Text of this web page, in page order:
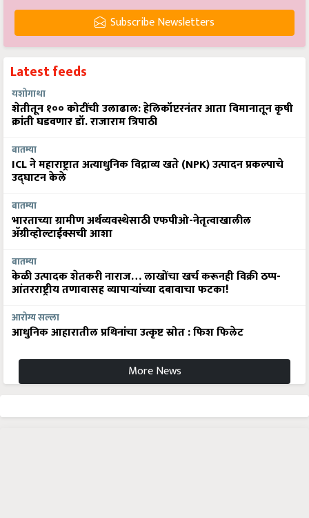
Subscribe Newsletters
Latest feeds
यशोगाथा
शेतीतून १०० कोटींची उलाढाल: हेलिकॉप्टरनंतर आता विमानातून कृषी
क्रांती घडवणार डॉ. राजाराम त्रिपाठी
बातम्या
ICL ने महाराष्ट्रात अत्याधुनिक विद्राव्य खते (NPK) उत्पादन प्रकल्पाचे
उद्घाटन केले
बातम्या
भारताच्या ग्रामीण अर्थव्यवस्थेसाठी एफपीओ-नेतृत्वाखालील
अ‍ॅग्रीव्होल्टाईक्सची आशा
बातम्या
केळी उत्पादक शेतकरी नाराज… लाखोंचा खर्च करूनही विक्री ठप्प-
आंतरराष्ट्रीय तणावासह व्यापाऱ्यांच्या दबावाचा फटका!
आरोग्य सल्ला
आधुनिक आहारातील प्रथिनांचा उत्कृष्ट स्रोत : फिश फिलेट
More News